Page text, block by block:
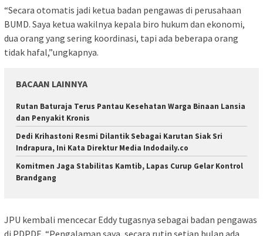
“Secara otomatis jadi ketua badan pengawas di perusahaan
BUMD. Saya ketua wakilnya kepala biro hukum dan ekonomi,
dua orang yang sering koordinasi, tapi ada beberapa orang
tidak hafal,”ungkapnya.
BACAAN LAINNYA
Rutan Baturaja Terus Pantau Kesehatan Warga Binaan Lansia
dan Penyakit Kronis
Dedi Krihastoni Resmi Dilantik Sebagai Karutan Siak Sri
Indrapura, Ini Kata Direktur Media Indodaily.co
Komitmen Jaga Stabilitas Kamtib, Lapas Curup Gelar Kontrol
Brandgang
JPU kembali mencecar Eddy tugasnya sebagai badan pengawas
di PDPDE. “Pengalaman saya, secara rutin setiap bulan ada